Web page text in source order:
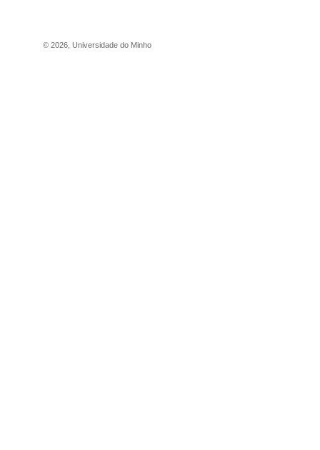
© 2026 Universidade do Minho